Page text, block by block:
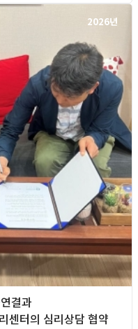
2026년
결과
센터의 심리상담 협약